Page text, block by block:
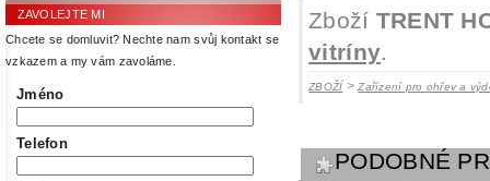
ZAVOLEJTE MI
Chcete se domluvit? Nechte nam svůj kontakt se
vzkazem a my vám zavoláme.
Jméno
Telefon
Zboží TRENT
vitríny.
ZBOŽÍ >Zařízení pro ohřev a
PODOBNÉ